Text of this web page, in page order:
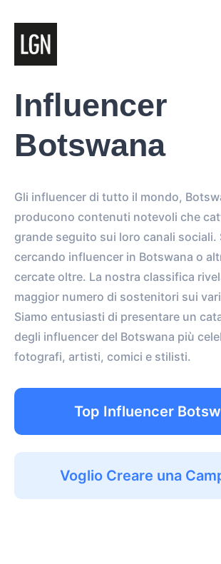
Influencer
Botswana
Gli influencer di tutto il mondo,
producono contenuti notevoli che
grande seguito sui loro canali sociali.
cercando influencer in Botswana o
cercate oltre. La nostra classifica
maggior numero di sostenitori sui
Siamo entusiasti di presentare un
degli influencer del Botswana più
fotografi, artisti, comici e stilisti.
Top Influencer
Voglio Creare una